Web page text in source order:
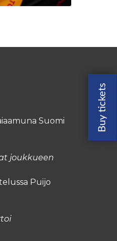
Suomi
joukkueen
Puijo